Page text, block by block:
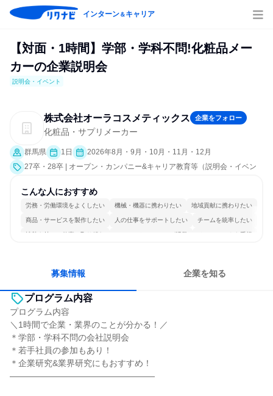
インターン＆キャリア
【対面・1時間】学部・学科不問!化粧品メー
カーの企業説明会
説明会・イベント
株式会社オーラコスメティックス 企業をフォロー
化粧品・サプリメーカー
群馬県 1日
2026年8月・9月・10月・11月・12月
27卒・28卒 | オープン・カンパニー&キャリア教育等（説明会・イベン
こんな人におすすめ
労務・労働環境をよくしたい 機械・機器に携わりたい 地域貢献に携わりたい
商品・サービスを製作したい 人の仕事をサポートしたい チームを統率したい
情熱を持って仕事に取り組む コミュニケーションが活発 チームワークを重視
募集情報 企業を知る
プログラム内容
プログラム内容
＼1時間で企業・業界のことが分かる！／
＊学部・学科不問の会社説明会
＊若手社員の参加もあり！
＊企業研究&業界研究にもおすすめ！
―――――――――――――――――